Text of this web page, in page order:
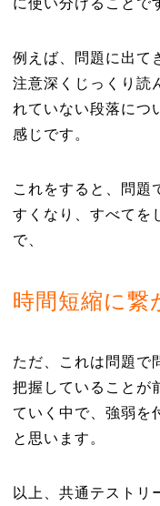
に使い分けることで
例えば、問題に出て
注意深くじっくり読
れていない段落につ
感じです。
これをすると、問題
すくなり、すべてを
で、
時間短縮に繋
ただ、これは問題で
把握していることが
ていく中で、強弱を
と思います。
以上、共通テストリ